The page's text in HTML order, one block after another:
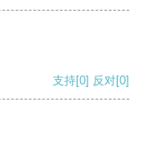
支持[0] 反对[0]